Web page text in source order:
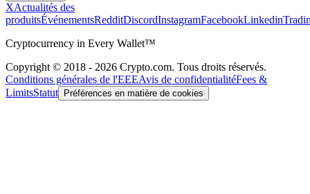
XActualités des
produitsÉvénementsRedditDiscordInstagramFacebookLinkedin
Cryptocurrency in Every Wallet™
Copyright © 2018 - 2026 Crypto.com. Tous droits réservés.
Conditions générales de l'EEEAvis de confidentialitéFees &
LimitsStatut Préférences en matière de cookies